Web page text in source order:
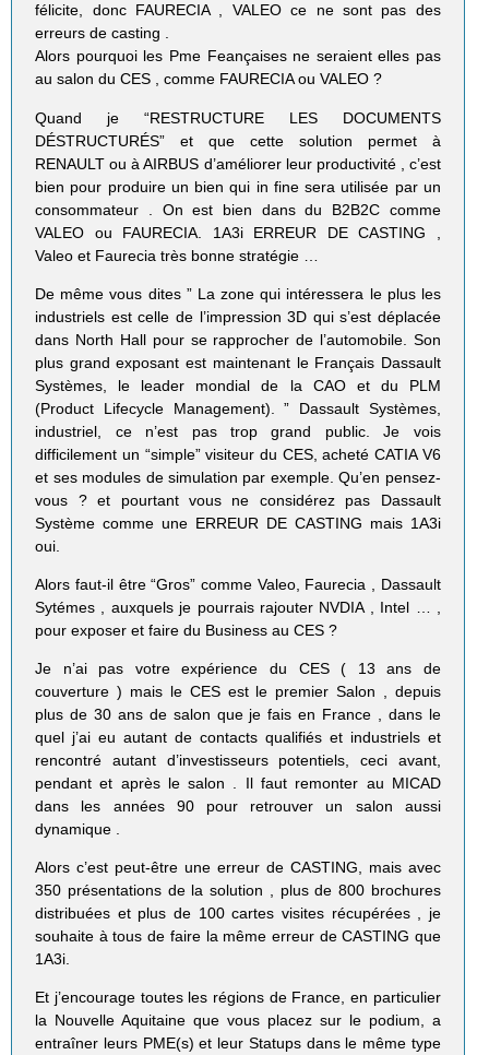
félicite, donc FAURECIA , VALEO ce ne sont pas des
erreurs de casting .
Alors pourquoi les Pme Feançaises ne seraient elles pas
au salon du CES , comme FAURECIA ou VALEO ?
Quand je “RESTRUCTURE LES DOCUMENTS
DÉSTRUCTURÉS” et que cette solution permet à
RENAULT ou à AIRBUS d’améliorer leur productivité , c’est
bien pour produire un bien qui in fine sera utilisée par un
consommateur . On est bien dans du B2B2C comme
VALEO ou FAURECIA. 1A3i ERREUR DE CASTING ,
Valeo et Faurecia très bonne stratégie …
De même vous dites ” La zone qui intéressera le plus les
industriels est celle de l’impression 3D qui s’est déplacée
dans North Hall pour se rapprocher de l’automobile. Son
plus grand exposant est maintenant le Français Dassault
Systèmes, le leader mondial de la CAO et du PLM
(Product Lifecycle Management). ” Dassault Systèmes,
industriel, ce n’est pas trop grand public. Je vois
difficilement un “simple” visiteur du CES, acheté CATIA V6
et ses modules de simulation par exemple. Qu’en pensez-
vous ? et pourtant vous ne considérez pas Dassault
Système comme une ERREUR DE CASTING mais 1A3i
oui.
Alors faut-il être “Gros” comme Valeo, Faurecia , Dassault
Sytémes , auxquels je pourrais rajouter NVDIA , Intel … ,
pour exposer et faire du Business au CES ?
Je n’ai pas votre expérience du CES ( 13 ans de
couverture ) mais le CES est le premier Salon , depuis
plus de 30 ans de salon que je fais en France , dans le
quel j’ai eu autant de contacts qualifiés et industriels et
rencontré autant d’investisseurs potentiels, ceci avant,
pendant et après le salon . Il faut remonter au MICAD
dans les années 90 pour retrouver un salon aussi
dynamique .
Alors c’est peut-être une erreur de CASTING, mais avec
350 présentations de la solution , plus de 800 brochures
distribuées et plus de 100 cartes visites récupérées , je
souhaite à tous de faire la même erreur de CASTING que
1A3i.
Et j’encourage toutes les régions de France, en particulier
la Nouvelle Aquitaine que vous placez sur le podium, a
entraîner leurs PME(s) et leur Statups dans le même type